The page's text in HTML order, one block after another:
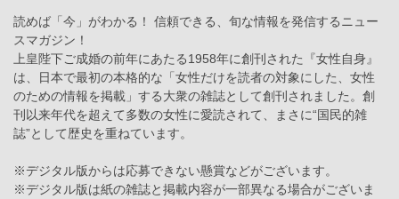
読めば「今」がわかる！ 信頼できる、旬な情報を発信するニュー
スマガジン！
上皇陛下ご成婚の前年にあたる1958年に創刊された『女性自身』
は、日本で最初の本格的な「女性だけを読者の対象にした、女性
のための情報を掲載」する大衆の雑誌として創刊されました。創
刊以来年代を超えて多数の女性に愛読されて、まさに“国民的雑
誌”として歴史を重ねています。
※デジタル版からは応募できない懸賞などがございます。
※デジタル版は紙の雑誌と掲載内容が一部異なる場合がございま